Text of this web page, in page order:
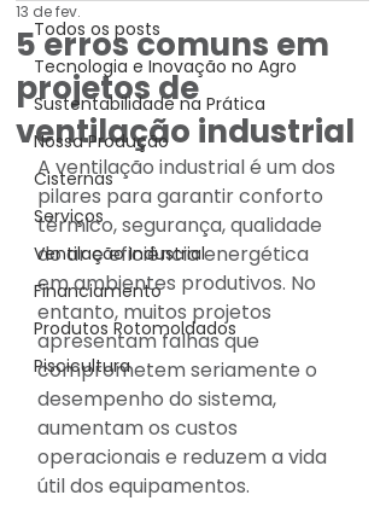
Todos os posts
Tecnologia e Inovação no Agro
Sustentabilidade na Prática
Nossa Produção
Cisternas
Serviços
Ventilação Industrial
Financiamento
Produtos Rotomoldados
Piscicultura
5 erros comuns em
projetos de
ventilação industrial
13 de fev.
A ventilação industrial é um dos
pilares para garantir conforto
térmico, segurança, qualidade
do ar e eficiência energética
em ambientes produtivos. No
entanto, muitos projetos
apresentam falhas que
comprometem seriamente o
desempenho do sistema,
aumentam os custos
operacionais e reduzem a vida
útil dos equipamentos.